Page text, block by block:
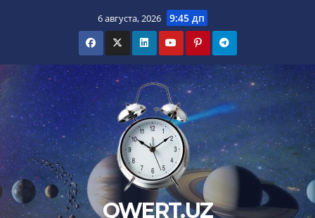
6 августа, 2026 9:45 дп
QWERT.UZ